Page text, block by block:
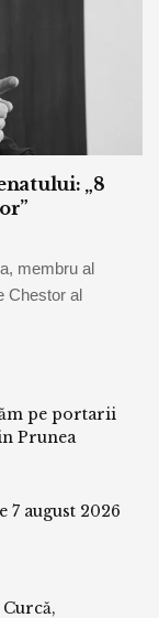
„8
membru al
Chestor al
pe portarii
Prunea
7 august 2026